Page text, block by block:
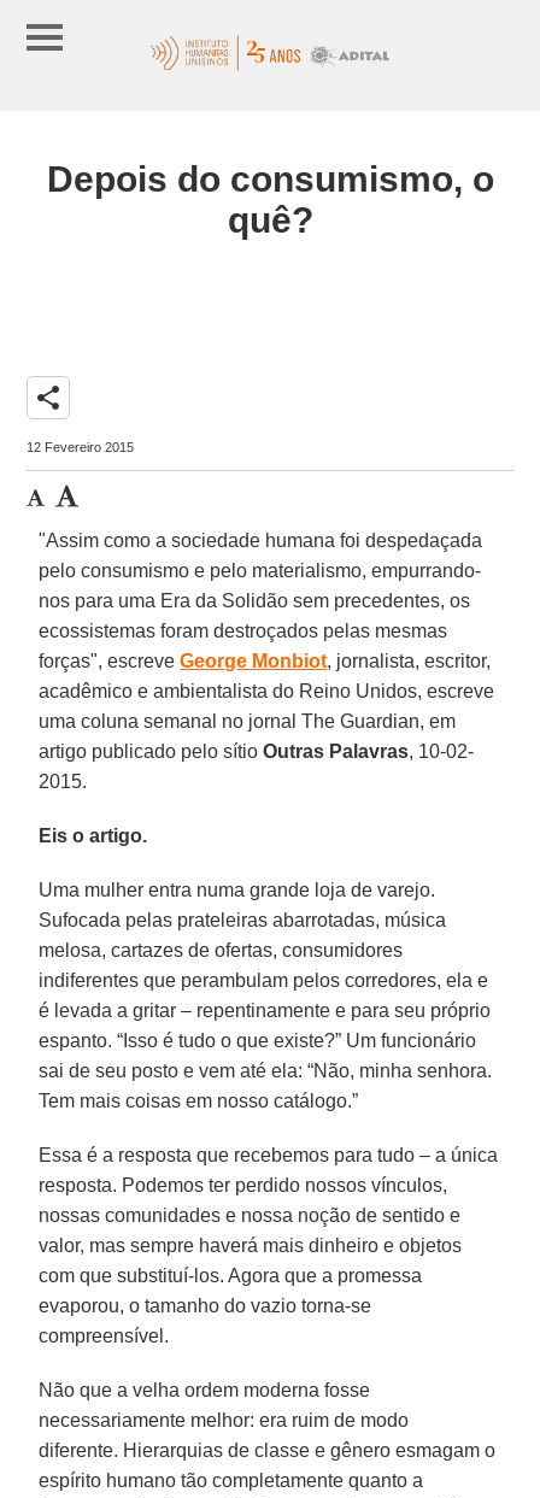
Depois do consumismo, o
quê?
share
12 Fevereiro 2015
"Assim como a sociedade humana foi despedaçada
pelo consumismo e pelo materialismo, empurrando-
nos para uma Era da Solidão sem precedentes, os
ecossistemas foram destroçados pelas mesmas
forças", escreveGeorge Monbiot, jornalista, escritor,
acadêmico e ambientalista do Reino Unidos, escreve
uma coluna semanal no jornal The Guardian, em
artigo publicado pelo sítioOutras Palavras, 10-02-
2015.
Eis o artigo.
Uma mulher entra numa grande loja de varejo.
Sufocada pelas prateleiras abarrotadas, música
melosa, cartazes de ofertas, consumidores
indiferentes que perambulam pelos corredores, ela e
é levada a gritar – repentinamente e para seu próprio
espanto. “Isso é tudo o que existe?” Um funcionário
sai de seu posto e vem até ela: “Não, minha senhora.
Tem mais coisas em nosso catálogo.”
Essa é a resposta que recebemos para tudo – a única
resposta. Podemos ter perdido nossos vínculos,
nossas comunidades e nossa noção de sentido e
valor, mas sempre haverá mais dinheiro e objetos
com que substituí-los. Agora que a promessa
evaporou, o tamanho do vazio torna-se
compreensível.
Não que a velha ordem moderna fosse
necessariamente melhor: era ruim de modo
diferente. Hierarquias de classe e gênero esmagam o
espírito humano tão completamente quanto a